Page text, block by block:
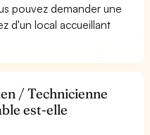
pouvez demander une
d'un local accueillant
/ Technicienne
est-elle